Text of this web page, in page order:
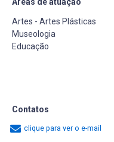
Artes - Artes Plásticas
Museologia
Educação
Contatos
clique para ver o e-mail